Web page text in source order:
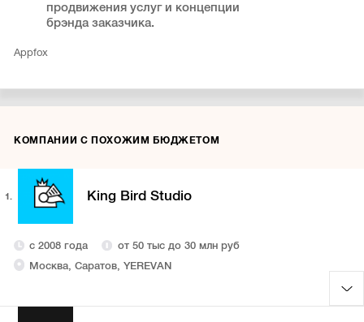
продвижения услуг и концепции
брэнда заказчика.
Appfox
КОМПАНИИ С ПОХОЖИМ БЮДЖЕТОМ
1. King Bird Studio
с 2008 года
от 50 тыс до 30 млн руб
Москва, Саратов, YEREVAN